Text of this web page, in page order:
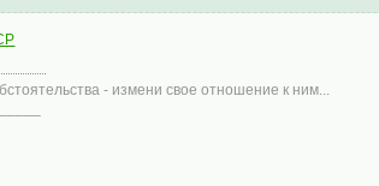
- измени свое отношение к ним...